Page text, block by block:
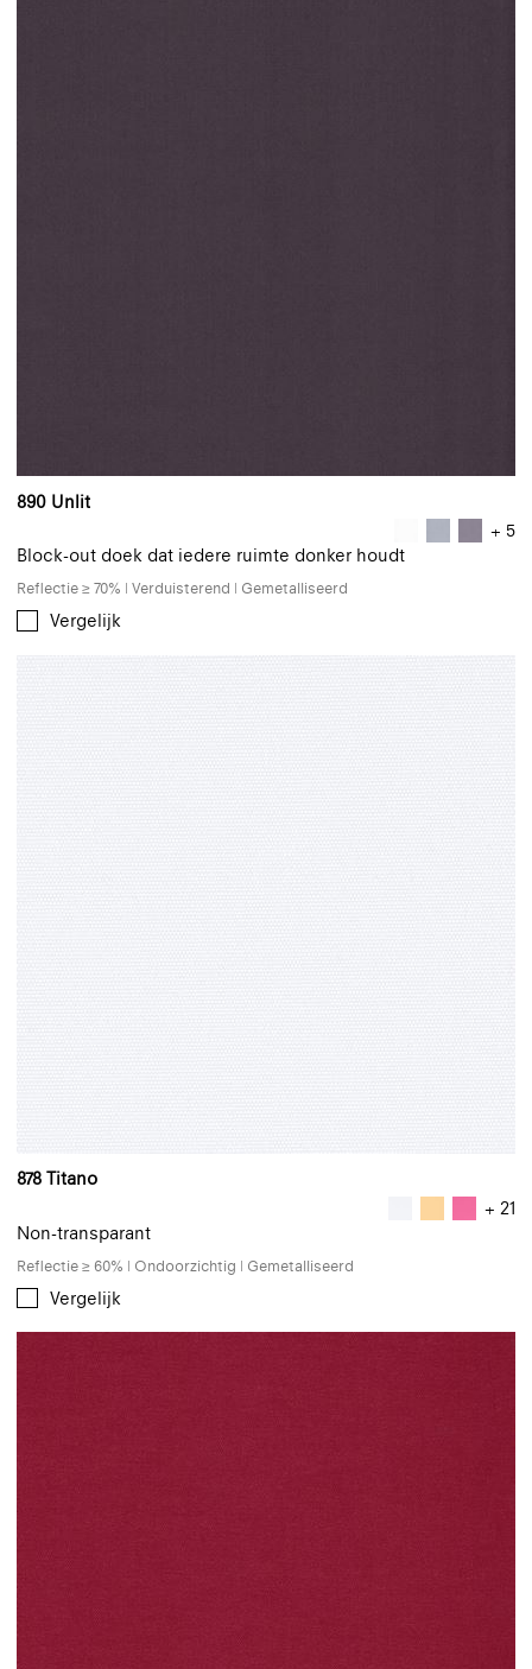
890 Unlit
+ 5
Block-out doek dat iedere ruimte donker houdt
Reflectie ≥ 70% | Verduisterend | Gemetalliseerd
Vergelijk
878 Titano
+ 21
Non-transparant
Reflectie ≥ 60% | Ondoorzichtig | Gemetalliseerd
Vergelijk